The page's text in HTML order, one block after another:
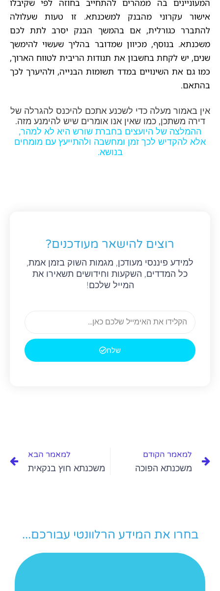
המעוניינים בה ממהרים להתחייב בחוזה לפי שקיבלו
אישור עקרוני מהבנק למשכנתא. זו טעות שעלולה
להתברר כגורלית, אם בהמשך הבנק יסרב לתת לכם
משכנתא. בנוסף, מכיוון שמדובר בהליך שעשוי להימשך
שנים, יש לקחת בחשבון את תנודות הריבית לטווח הארוך,
כמו גם את השינויים במדד תשומות הבנייה, ולהיערך לכך
בהתאם.
אין באמור מעלה כדי לשכנע אתכם להיכנס להגרלה של
דירה משתכן, כמו שאין אנו אומרים שיש להימנע מזה.
ההמלצה של היועצים בחברת שורש היא לא למהר,
אלא להקדיש לכך זמן ומחשבה ולהתייעץ עם מומחים
בנושא.
רוצים להישאר מעודכנים?
למידע פיננסי מעודכן, מגמות השוק בזמן אמת,
כל המדדים, השקעות וחידושים תשאירו את
המייל שלכם!
a
i
שלח
למאמר הקודם
משכנתא הפוכה
למאמר הבא
משכנתא חוץ בנקאית
בחרו את המידע הרלוונטי עבורכם...